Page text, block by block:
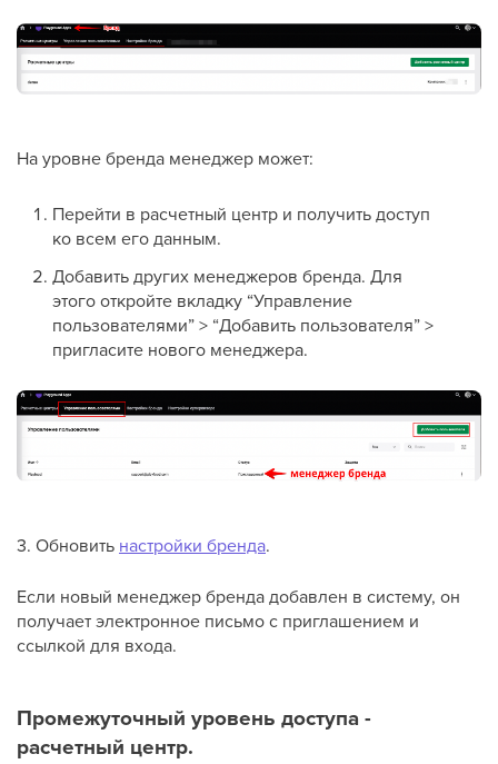
На уровне бренда менеджер может:
Перейти в расчетный центр и получить доступ
ко всем его данным.
Добавить других менеджеров бренда. Для
этого откройте вкладку “Управление
пользователями” > “Добавить пользователя” >
пригласите нового менеджера.
3. Обновить настройки бренда.
Если новый менеджер бренда добавлен в систему, он
получает электронное письмо с приглашением и
ссылкой для входа.
Промежуточный уровень доступа -
расчетный центр.